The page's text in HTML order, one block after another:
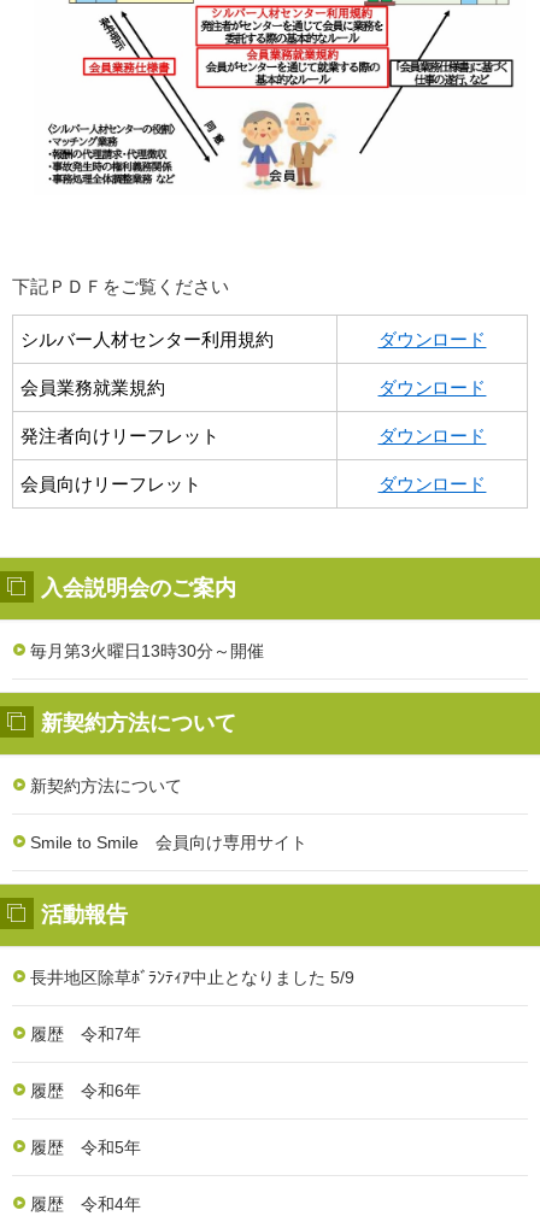
下記ＰＤＦをご覧ください
シルバー人材センター利用規約 ダウンロード
会員業務就業規約 ダウンロード
発注者向けリーフレット ダウンロード
会員向けリーフレット ダウンロード
入会説明会のご案内
毎月第3火曜日13時30分～開催
新契約方法について
新契約方法について
Smile to Smile 会員向け専用サイト
活動報告
長井地区除草ﾎﾞﾗﾝﾃｨｱ中止となりました 5/9
履歴 令和7年
履歴 令和6年
履歴 令和5年
履歴 令和4年